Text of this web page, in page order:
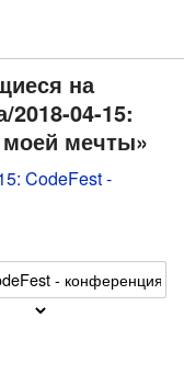
на
04-15:
мечты»
CodeFest -